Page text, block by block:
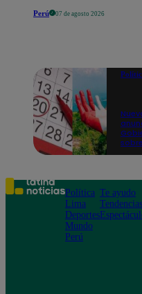
Perú 07 de agosto 2026
los
Política
Lima
Deportes
Mundo
Perú
Te ayudo
Tendencias